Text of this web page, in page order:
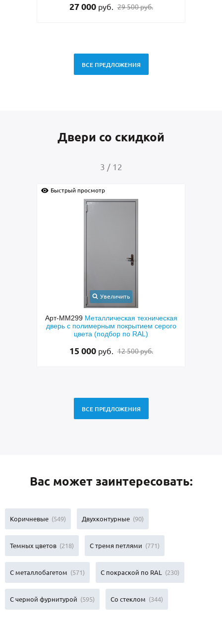
27 000 руб. 29 500 руб.
ВСЕ ПРЕДЛОЖЕНИЯ
Двери со скидкой
3 / 12
Быстрый просмотр
Увеличить
Арт-ММ299 Металлическая техническая
дверь с полимерным покрытием серого
цвета (подбор по RAL)
15 000 руб. 12 500 руб.
ВСЕ ПРЕДЛОЖЕНИЯ
Вас может заинтересовать:
Коричневые (549) Двухконтурные (90)
Темных цветов (218) С тремя петлями (771)
С металлобагетом (571) С покраской по RAL (230)
С черной фурнитурой (595) Со стеклом (344)